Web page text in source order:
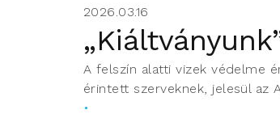
2026.03.16
A felszín alatti vizek védelme
érintett szerveknek, jelesül az